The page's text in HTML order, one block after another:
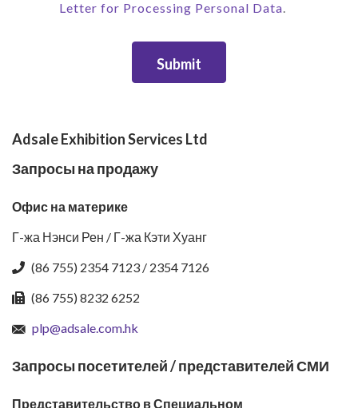
Letter for Processing Personal Data.
Submit
Adsale Exhibition Services Ltd
Запросы на продажу
Офис на материке
Г-жа Нэнси Рен / Г-жа Кэти Хуанг
(86 755) 2354 7123 / 2354 7126
(86 755) 8232 6252
plp@adsale.com.hk
Запросы посетителей / представителей СМИ
Представительство в Специальном